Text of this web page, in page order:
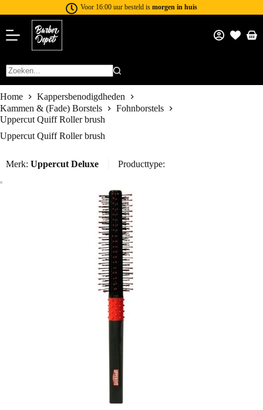
Voor 16:00 uur besteld is morgen in huis
Home
Kappersbenodigdheden
Kammen & (Fade) Borstels
Fohnborstels
Uppercut Quiff Roller brush
Uppercut Quiff Roller brush
Merk: Uppercut Deluxe Producttype: